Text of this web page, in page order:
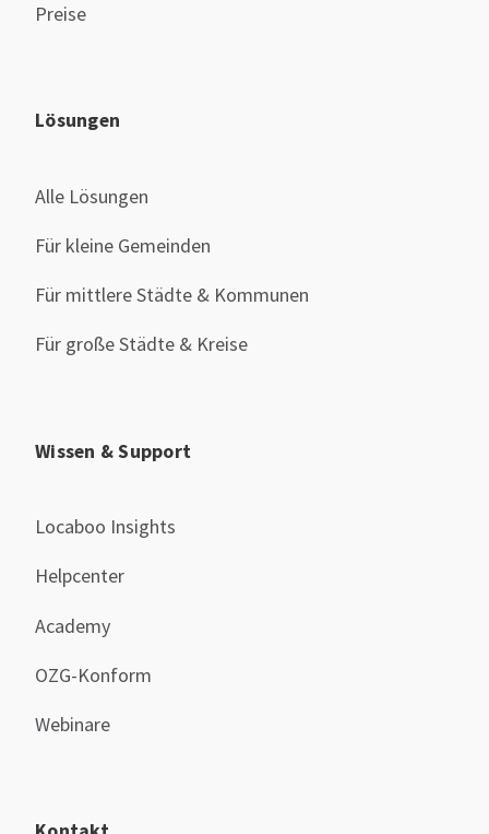
Preise
Lösungen
Alle Lösungen
Für kleine Gemeinden
Für mittlere Städte & Kommunen
Für große Städte & Kreise
Wissen & Support
Locaboo Insights
Helpcenter
Academy
OZG-Konform
Webinare